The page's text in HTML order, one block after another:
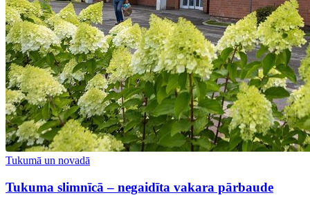
Tukumā un novadā
Tukuma slimnīcā – negaidīta vakara pārbaude